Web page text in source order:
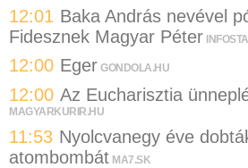
12:01 Baka András nevével
Fidesznek Magyar Péter
12:00 Eger GONDOLA.HU
12:00 Az Eucharisztia
MAGYARKURIR.HU
11:53 Nyolcvanegy éve
atombombát MA7.SK